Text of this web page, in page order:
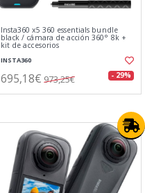
Insta360 x5 360 essentials bundle
black / cámara de acción 360° 8k +
kit de accesorios
INSTA360
695,18€ 973,25€ - 29%